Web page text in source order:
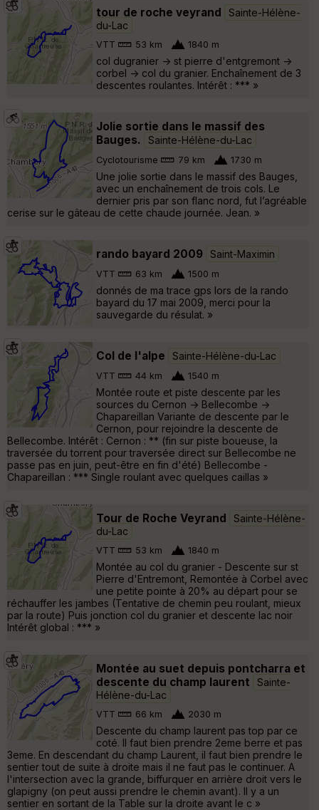
tour de roche veyrand
Sainte-Hélène-
du-Lac
VTT 53 km 1840 m
col dugranier -> st pierre d'entgremont ->
corbel -> col du granier. Enchaînement de 3
descentes roulantes. Intérêt : *** »
Jolie sortie dans le massif des
Bauges.
Sainte-Hélène-du-Lac
Cyclotourisme 79 km 1730 m
Une jolie sortie dans le massif des Bauges,
avec un enchaînement de trois cols. Le
dernier pris par son flanc nord, fut l’agréable
cerise sur le gâteau de cette chaude journée. Jean. »
rando bayard 2009 Saint-Maximin
VTT 63 km 1500 m
donnés de ma trace gps lors de la rando
bayard du 17 mai 2009, merci pour la
sauvegarde du résulat. »
Col de l'alpe Sainte-Hélène-du-Lac
VTT 44 km 1540 m
Montée route et piste descente par les
sources du Cernon -> Bellecombe ->
Chapareillan Variante de descente par le
Cernon, pour rejoindre la descente de
Bellecombe. Intérêt : Cernon : ** (fin sur piste boueuse, la
traversée du torrent pour traversée direct sur Bellecombe ne
passe pas en juin, peut-être en fin d'été) Bellecombe -
Chapareillan : *** Single roulant avec quelques caillas »
Tour de Roche Veyrand
Sainte-Hélène-
du-Lac
VTT 53 km 1840 m
Montée au col du granier - Descente sur st
Pierre d'Entremont, Remontée à Corbel avec
une petite pointe à 20% au départ pour se
réchauffer les jambes (Tentative de chemin peu roulant, mieux
par la route) Puis jonction col du granier et descente lac noir
Intérêt global : *** »
Montée au suet depuis pontcharra et
descente du champ laurent
Sainte-
Hélène-du-Lac
VTT 66 km 2030 m
Descente du champ laurent pas top par ce
coté. Il faut bien prendre 2eme berre et pas
3eme. En descendant du champ Laurent, il faut bien prendre le
sentier tout de suite à droite mais il ne faut pas le continuer. A
l'intersection avec la grande, biffurquer en arrière droit vers le
glapigny (on peut aussi prendre le chemin avant). Il y a un
sentier en sortant de la Table sur la droite avant le c »